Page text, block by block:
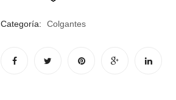
Categoría: Colgantes